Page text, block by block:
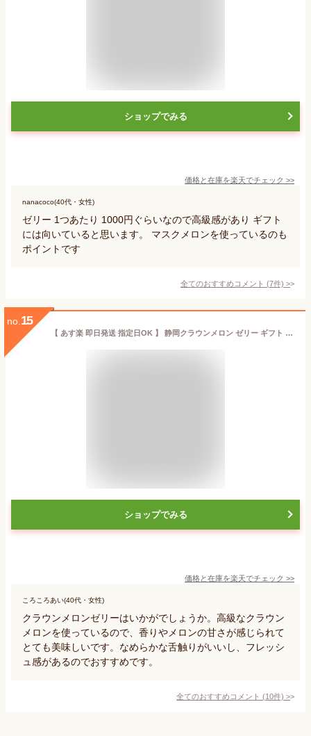
ショップでみる
価格と在庫を楽天でチェック >>
nanacoco(40代・女性)
ゼリー 1つあたり 1000円ぐらいなので高級感があり ギフト
には向いていると思います。 マスクメロンを使っているのも
ポイントです
全てのおすすめコメント (7件) >
no. 15
【 あす楽 即日発送 指定日OK 】 静岡クラウンメロン ゼリー ギフト 4個 セット 【ピンク】化粧箱 お菓子 マスクメロン 日持ち ホワイトデー 内祝 誕生日 お見舞 お供 志 手土産 高級 スイーツ 常温保存 フルーツゼリー おエスト 送料無料
ショップでみる
価格と在庫を楽天でチェック >>
ころころあい(40代・女性)
クラウンメロンゼリーはいかがでしょうか。高級なクラウン
メロンを使っているので、香りやメロンの甘さが感じられて
とても美味しいです。なめらかな舌触りがいいし、フレッシ
ュ感があるのでおすすめです。
全てのおすすめコメント (10件) >